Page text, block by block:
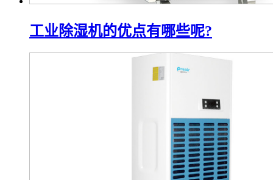
工业除湿机的优点有哪些呢?